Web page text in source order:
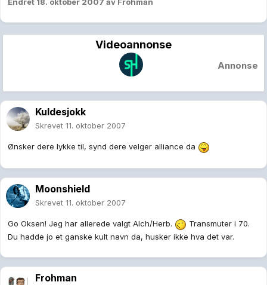
Videoannonse
Annonse
Kuldesjokk
Skrevet 11. oktober 2007
Ønsker dere lykke til, synd dere velger alliance da
Moonshield
Skrevet 11. oktober 2007
Go Oksen! Jeg har allerede valgt Alch/Herb.
Transmuter i 70.
Du hadde jo et ganske kult navn da, husker ikke hva det var.
Frohman